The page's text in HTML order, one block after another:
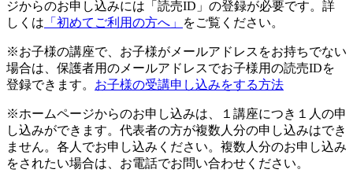
ジからのお申し込みには「読売ID」の登録が必要です。詳
しくは 「初めてご利用の方へ」 をご覧ください。
※お子様の講座で、お子様がメールアドレスをお持ちでない
場合は、保護者用のメールアドレスでお子様用の読売IDを
登録できます。 お子様の受講申し込みをする方法
※ホームページからのお申し込みは、１講座につき１人の申
し込みができます。代表者の方が複数人分の申し込みはでき
ません。各人でお申し込みください。複数人分のお申し込み
をされたい場合は、お電話でお問い合わせください。